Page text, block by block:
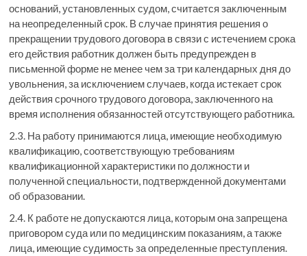
оснований, установленных судом, считается заключенным
на неопределенный срок. В случае принятия решения о
прекращении трудового договора в связи с истечением срока
его действия работник должен быть предупрежден в
письменной форме не менее чем за три календарных дня до
увольнения, за исключением случаев, когда истекает срок
действия срочного трудового договора, заключенного на
время исполнения обязанностей отсутствующего работника.
2.3. На работу принимаются лица, имеющие необходимую
квалификацию, соответствующую требованиям
квалификационной характеристики по должности и
полученной специальности, подтвержденной документами
об образовании.
2.4. К работе не допускаются лица, которым она запрещена
приговором суда или по медицинским показаниям, а также
лица, имеющие судимость за определенные преступления.